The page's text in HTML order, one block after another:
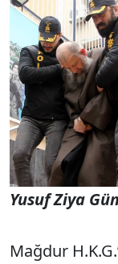
Yusuf Ziya
Mağdur